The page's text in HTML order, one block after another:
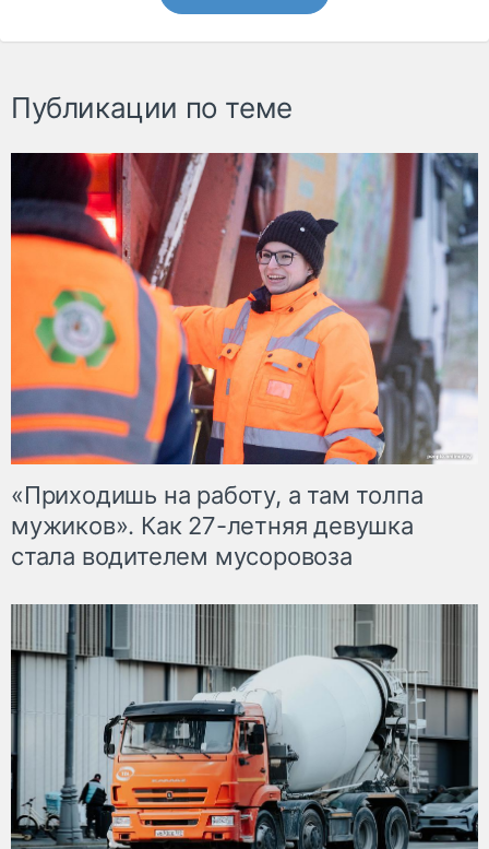
Публикации по теме
«Приходишь на работу, а там толпа
мужиков». Как 27-летняя девушка
стала водителем мусоровоза